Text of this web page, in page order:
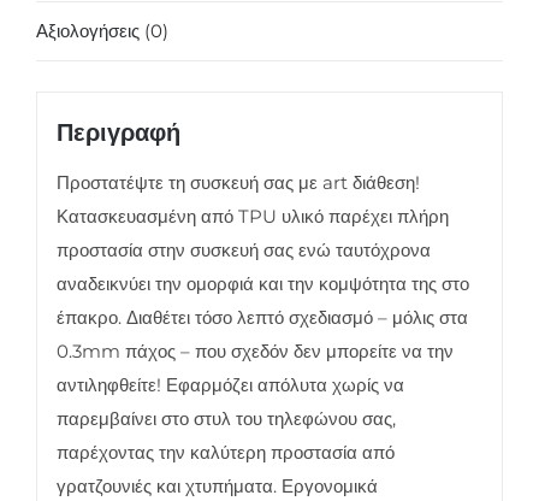
Watercolor
Αξιολογήσεις (0)
Περιγραφή
Προστατέψτε τη συσκευή σας με art διάθεση!
Κατασκευασμένη από TPU υλικό παρέχει πλήρη
προστασία στην συσκευή σας ενώ ταυτόχρονα
αναδεικνύει την ομορφιά και την κομψότητα της στο
έπακρο. Διαθέτει τόσο λεπτό σχεδιασμό – μόλις στα
0.3mm πάχος – που σχεδόν δεν μπορείτε να την
αντιληφθείτε! Εφαρμόζει απόλυτα χωρίς να
παρεμβαίνει στο στυλ του τηλεφώνου σας,
παρέχοντας την καλύτερη προστασία από
γρατζουνιές και χτυπήματα. Εργονομικά